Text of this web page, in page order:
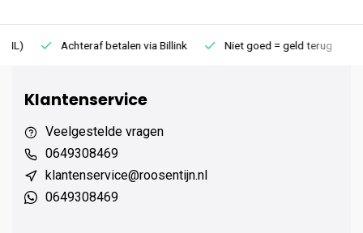
Achteraf betalen via Billink Niet goed = geld terug
Klantenservice
Veelgestelde vragen
0649308469
klantenservice@roosentijn.nl
0649308469